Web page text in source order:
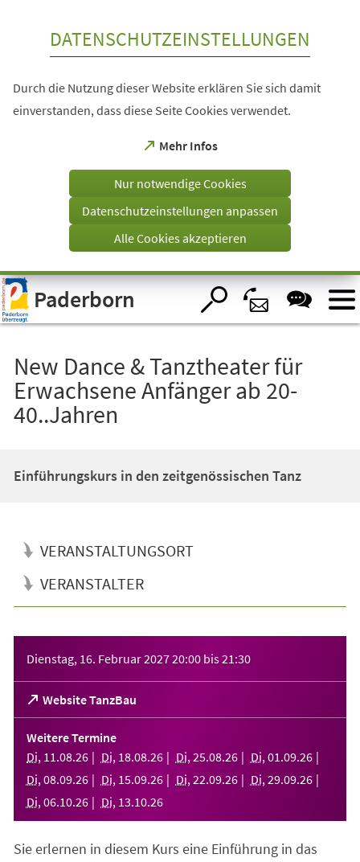
Visuelle
Assistenzsoftware
öffnen.
DATENSCHUTZEINSTELLUNGEN
Durch die Nutzung dieser Website erklären Sie sich damit
einverstanden, dass diese Seite Cookies verwendet.
Mehr Infos
(Öffnet
einem
Tab)
Nur notwendige Cookies
Datenschutzeinstellungen anpassen
Alle Cookies akzeptieren
Paderborn
New Dance & Tanztheater für
Erwachsene Anfänger ab 20-
40..Jahren
Einführungskurs in den zeitgenössischen Tanz
VERANSTALTUNGSORT
VERANSTALTER
Dienstag, 16. Februar 202720:00 bis21:30
Website TanzBau
(Öffnet
in
einem
neuen
Tab)
Weitere Termine
Di, 11 .08.26 Di, 18.08.26 Di, 25.08.26 Di, 01 .09.26
Di, 08.09.26 Di, 15.09.26 Di, 22.09.26 Di, 29.09.26
Di, 06.10.26 Di, 13.10.26
Sie erlernen in diesem Kurs eine Einführung in das